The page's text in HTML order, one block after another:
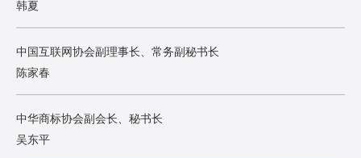
韩夏
中国互联网协会副理事长、常务副秘书长
陈家春
中华商标协会副会长、秘书长
吴东平